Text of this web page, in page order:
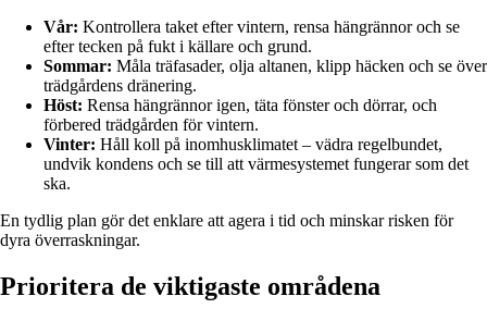
Vår: Kontrollera taket efter vintern, rensa hängrännor och se
efter tecken på fukt i källare och grund.
Sommar: Måla träfasader, olja altanen, klipp häcken och se över
trädgårdens dränering.
Höst: Rensa hängrännor igen, täta fönster och dörrar, och
förbered trädgården för vintern.
Vinter: Håll koll på inomhusklimatet – vädra regelbundet,
undvik kondens och se till att värmesystemet fungerar som det
ska.
En tydlig plan gör det enklare att agera i tid och minskar risken för
dyra överraskningar.
Prioritera de viktigaste områdena